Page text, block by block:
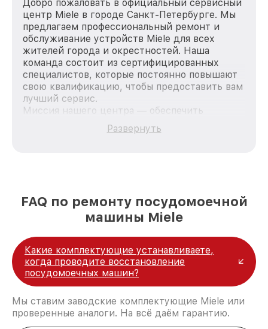
Добро пожаловать в официальный сервисный
центр Miele в городе Санкт-Петербурге. Мы
предлагаем профессиональный ремонт и
обслуживание устройств Miele для всех
жителей города и окрестностей. Наша
команда состоит из сертифицированных
специалистов, которые постоянно повышают
свою квалификацию, чтобы предоставить вам
лучший сервис.
Миссия нашего центра — обеспечить
качественный и доступный ремонт для
каждого пользователя продукции Miele, вне
Санкт-Петербурге, постоянно повышая
уровень доверия и лояльности наших
Развернуть
FAQ по ремонту посудомоечной
машины Miele
Какие комплектующие устанавливаете,
когда проводите восстановление
посудомоечных машин?
Мы ставим заводские комплектующие Miele или
проверенные аналоги. На всё даём гарантию.